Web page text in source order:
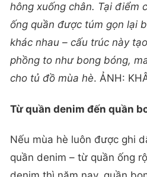
hông xuống chân. Tại điểm
ống quần được túm gọn lại
khác nhau – cấu trúc này
phồng to như bong bóng,
cho tủ đồ mùa hè. ẢNH:
Từ quần denim đến quần
Nếu mùa hè luôn được ghi
quần denim – từ quần ống